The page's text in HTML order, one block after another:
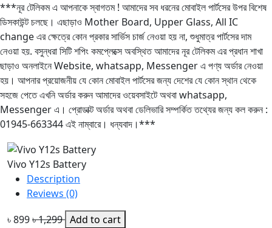
***নূর টেলিকম এ আপনাকে স্বাগতম ! আমাদের সব ধরনের মোবাইল পার্টসের উপর বিশেষ
ডিসকাউন্ট চলছে। এছাড়াও Mother Board, Upper Glass, All IC
change এর ক্ষেত্রে কোন প্রকার সার্ভিস চার্জ নেওয়া হয় না, শুধুমাত্র পার্টসের দাম
নেওয়া হয়. বসুন্ধরা সিটি শপিং কমপ্লেক্সে অবস্থিত আমাদের নূর টেলিকম এর প্রধান শাখা
ছাড়াও অনলাইনে Website, whatsapp, Messenger এ পণ্য অর্ডার নেওয়া
হয়। আপনার প্রয়োজনীয় যে কোন মোবাইল পার্টসের জন্য দেশের যে কোন স্থান থেকে
সহজে পেতে এখনি অর্ডার করুন আমাদের ওয়েবসাইটে অথবা whatsapp,
Messenger এ। প্রোডাক্ট অর্ডার অথবা ডেলিভারি সম্পর্কিত তথ্যের জন্য কল করুন :
01945-663344 এই নাম্বারে। ধন্যবাদ।***
Vivo Y12s Battery
Description
Reviews (0)
৳ 899৳ 1,299 Add to cart